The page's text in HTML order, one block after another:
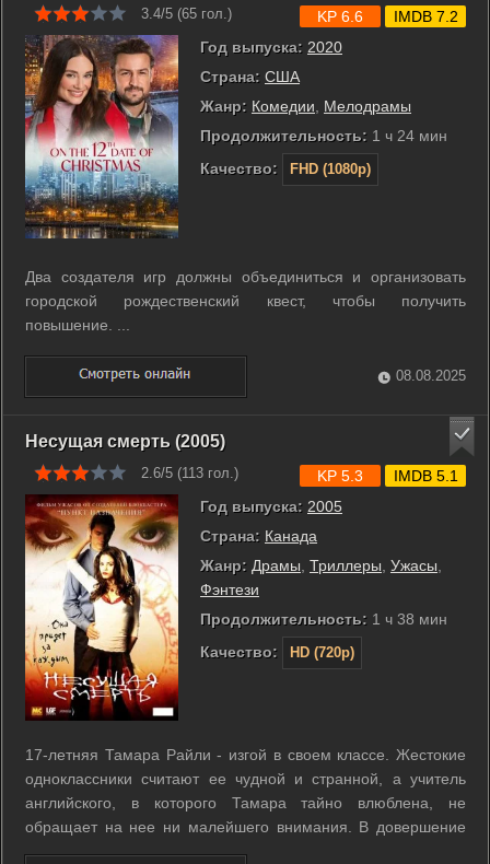
3.4/5 (65 гол.)
Год выпуска: 2020
Страна: США
Жанр: Комедии
Мелодрамы
Продолжительность: 1 ч 24 мин
Качество:
FHD (1080p)
KP 6.6 IMDB 7.2
Два создателя игр должны объединиться и организовать
городской рождественский квест, чтобы получить
повышение. ...
08.08.2025
Несущая смерть (2005)
2.6/5 (113 гол.)
Год выпуска: 2005
Страна: Канада
Жанр: Драмы Триллеры Ужасы
Фэнтези
Продолжительность: 1 ч 38 мин
Качество:
HD (720p)
KP 5.3 IMDB 5.1
17-летняя Тамара Райли - изгой в своем классе. Жестокие
одноклассники считают ее чудной и странной, а учитель
английского, в которого Тамара тайно влюблена, не
обращает на нее ни малейшего внимания. В довершение
всех своих несчастий девушка пишет критическую статью об